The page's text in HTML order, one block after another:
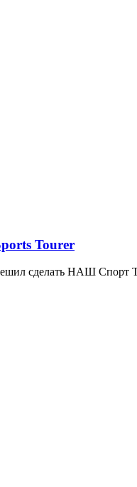
Tourer
сделать НАШ Спорт